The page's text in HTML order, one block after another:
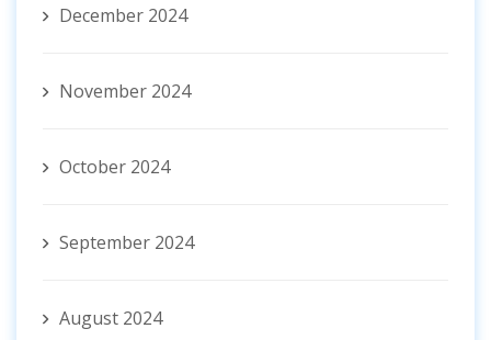
December 2024
November 2024
October 2024
September 2024
August 2024